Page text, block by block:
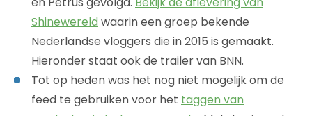
Shinewereld waarin een groep bekende
Nederlandse vloggers die in 2015 is gemaakt.
Hieronder staat ook de trailer van BNN.
Tot op heden was het nog niet mogelijk om de
feed te gebruiken voor het taggen van